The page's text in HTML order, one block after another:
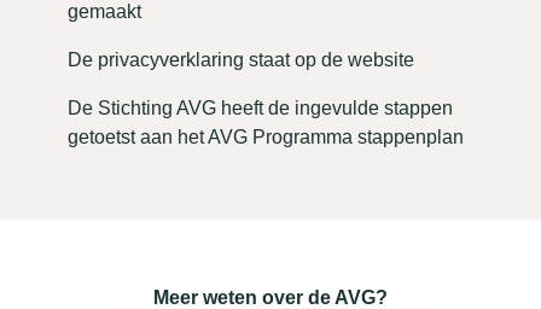
gemaakt
De privacyverklaring staat op de website
De Stichting AVG heeft de ingevulde stappen
getoetst aan het AVG Programma stappenplan
Meer weten over de AVG?